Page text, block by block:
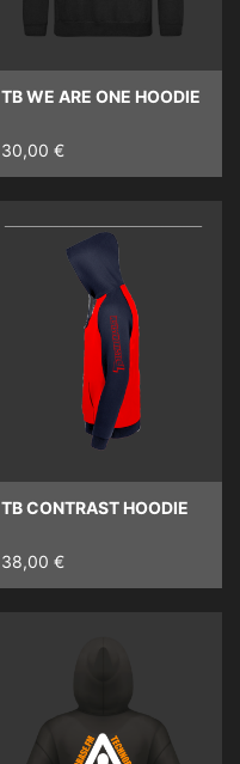
TB WE ARE ONE HOODIE
30,00 €
TB CONTRAST HOODIE
38,00 €